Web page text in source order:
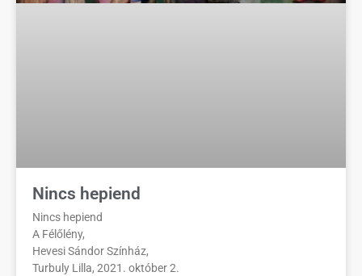
Nincs hepiend
Nincs hepiend
A Félőlény,
Hevesi Sándor Színház,
Turbuly Lilla, 2021. október 2.